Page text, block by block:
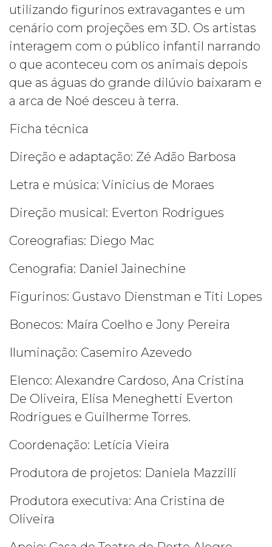
utilizando figurinos extravagantes e um
cenário com projeções em 3D. Os artistas
interagem com o público infantil narrando
o que aconteceu com os animais depois
que as águas do grande dilúvio baixaram e
a arca de Noé desceu à terra.
Ficha técnica
Direção e adaptação: Zé Adão Barbosa
Letra e música: Vinicius de Moraes
Direção musical: Everton Rodrigues
Coreografias: Diego Mac
Cenografia: Daniel Jainechine
Figurinos: Gustavo Dienstman e Titi Lopes
Bonecos: Maíra Coelho e Jony Pereira
Iluminação: Casemiro Azevedo
Elenco: Alexandre Cardoso, Ana Cristina
De Oliveira, Elisa Meneghetti Everton
Rodrigues e Guilherme Torres.
Coordenação: Letícia Vieira
Produtora de projetos: Daniela Mazzilli
Produtora executiva: Ana Cristina de
Oliveira